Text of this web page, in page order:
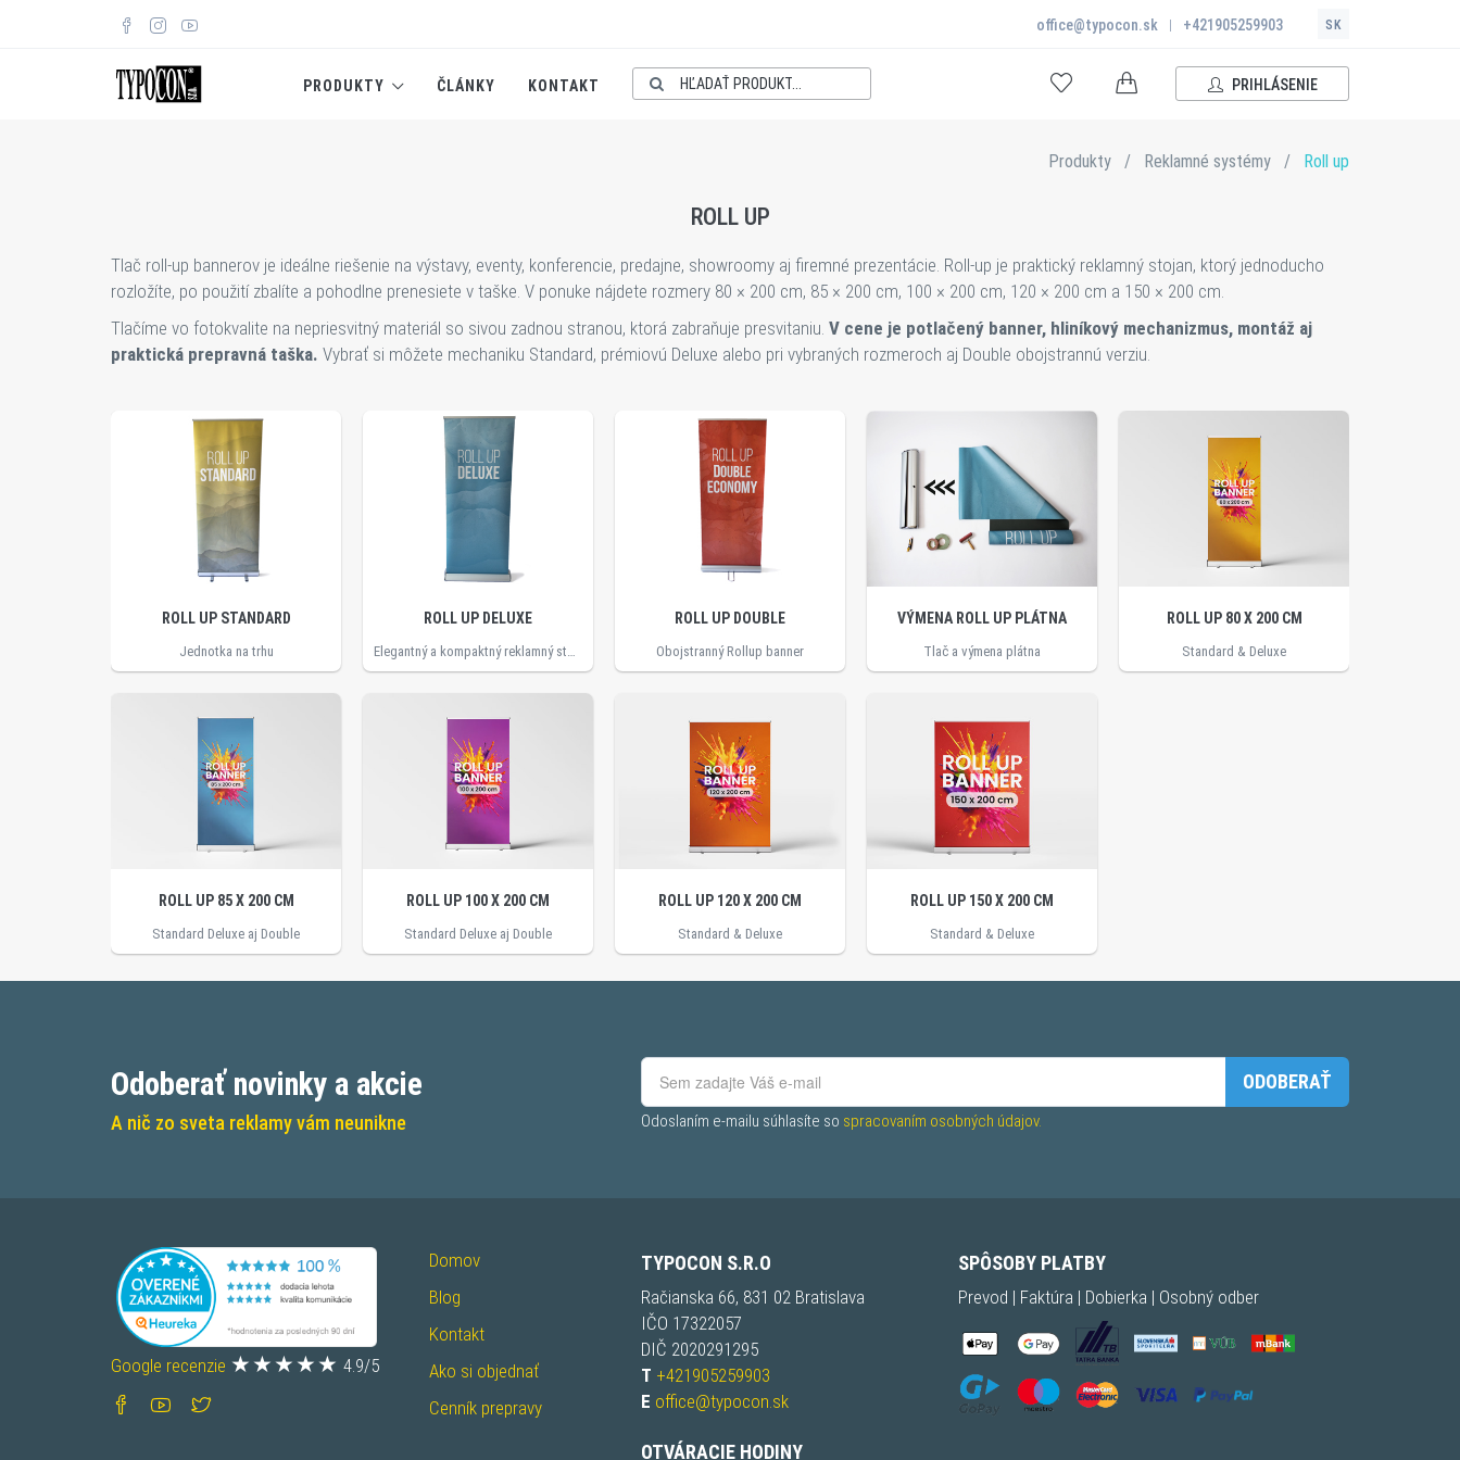
office@typocon.sk | +421905259903 SK
PRODUKTY ČLÁNKY KONTAKT PRIHLÁSENIE
Produkty / Reklamné systémy / Roll up
ROLL UP
Tlač roll-up bannerov je ideálne riešenie na výstavy, eventy, konferencie, predajne, showroomy aj firemné prezentácie. Roll-up je praktický reklamný stojan, ktorý jednoducho
rozložíte, po použití zbalíte a pohodlne prenesiete v taške. V ponuke nájdete rozmery 80 × 200 cm, 85 × 200 cm, 100 × 200 cm, 120 × 200 cm a 150 × 200 cm.
Tlačíme vo fotokvalite na nepriesvitný materiál so sivou zadnou stranou, ktorá zabraňuje presvitaniu. V cene je potlačený banner, hliníkový mechanizmus, montáž aj
praktická prepravná taška. Vybrať si môžete mechaniku Standard, prémiovú Deluxe alebo pri vybraných rozmeroch aj Double obojstrannú verziu.
ROLL UP STANDARD
Jednotka na trhu
ROLL UP DELUXE
Elegantný a kompaktný reklamný stojan
ROLL UP DOUBLE
Obojstranný Rollup banner
VÝMENA ROLL UP PLÁTNA
Tlač a výmena plátna
ROLL UP 80 X 200 CM
Standard & Deluxe
ROLL UP 85 X 200 CM
Standard Deluxe aj Double
ROLL UP 100 X 200 CM
Standard Deluxe aj Double
ROLL UP 120 X 200 CM
Standard & Deluxe
ROLL UP 150 X 200 CM
Standard & Deluxe
Odoberať novinky a akcie
A nič zo sveta reklamy vám neunikne
ODOBERAŤ
Odoslaním e-mailu súhlasíte so spracovaním osobných údajov.
Google recenzie 4.9/5
Domov
Blog
Kontakt
Ako si objednať
Cenník prepravy
TYPOCON S.R.O
Račianska 66, 831 02 Bratislava
IČO 17322057
DIČ 2020291295
T +421905259903
E office@typocon.sk
OTVÁRACIE HODINY
SPÔSOBY PLATBY
Prevod | Faktúra | Dobierka | Osobný odber